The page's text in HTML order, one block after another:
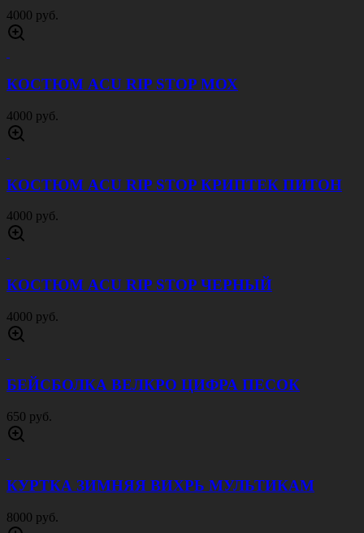
4000 руб.
КОСТЮМ ACU RIP STOP МОХ
4000 руб.
КОСТЮМ ACU RIP STOP КРИПТЕК ПИТОН
4000 руб.
КОСТЮМ ACU RIP STOP ЧЕРНЫЙ
4000 руб.
БЕЙСБОЛКА ВЕЛКРО ЦИФРА ПЕСОК
650 руб.
КУРТКА ЗИМНЯЯ ВИХРЬ МУЛЬТИКАМ
8000 руб.